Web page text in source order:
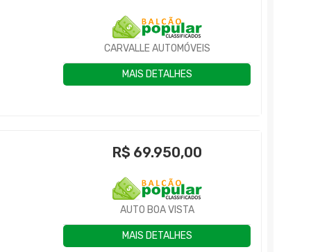
CARVALLE AUTOMÓVEIS
MAIS DETALHES
R$ 69.950,00
AUTO BOA VISTA
MAIS DETALHES